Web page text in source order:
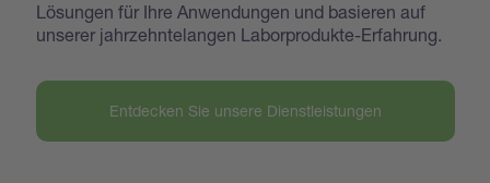
Lösungen für Ihre Anwendungen und basieren auf
unserer jahrzehntelangen Laborprodukte-Erfahrung.
Entdecken Sie unsere Dienstleistungen